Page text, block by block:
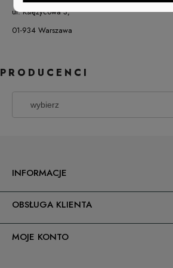
ul. Księżycowa 3,
01-934 Warszawa
PRODUCENCI
INFORMACJE
OBSŁUGA KLIENTA
MOJE KONTO